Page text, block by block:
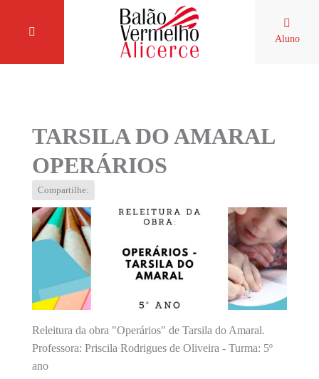
Aluno
TARSILA DO AMARAL
OPERÁRIOS
Compartilhe:
Releitura da obra "Operários" de Tarsila do Amaral.
Professora: Priscila Rodrigues de Oliveira - Turma: 5º
ano